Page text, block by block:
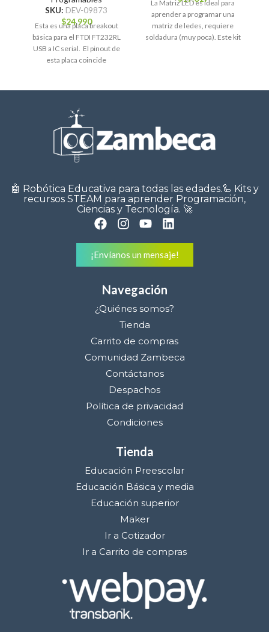
SKU: DEV-09873
$24.990
Esta es una placa breakout
básica para el FTDI FT232RL
USB a IC serial. El pinout de
esta placa coincide
La Matriz LED es ideal para
aprender a programar una
matriz de ledes, requiere
soldadura (muy poca). Este kit
🤖 Robótica Educativa para todas las edades.🦾 Kits y
recursos STEAM para aprender Programación,
Ciencias y Tecnología. 🚀
¡Envíanos un mensaje!
Navegación
¿Quiénes somos?
Tienda
Carrito de compras
Comunidad Zambeca
Contáctanos
Despachos
Política de privacidad
Condiciones
Tienda
Educación Preescolar
Educación Básica y media
Educación superior
Maker
Ir a Cotizador
Ir a Carrito de compras